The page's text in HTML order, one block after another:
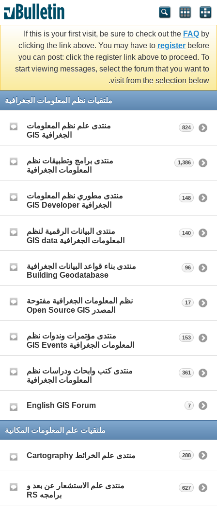
If this is your first visit, be sure to check out the FAQ by
clicking the link above. You may have to register before
you can post: click the register link above to proceed. To
start viewing messages, select the forum that you want to
visit from the selection below.
ملتقيات نظم المعلومات الجغرافية
منتدى علم نظم المعلومات
الجغرافية GIS
824
منتدى برامج وتطبيقات نظم
المعلومات الجغرافية
1,386
منتدى مطوري نظم المعلومات
الجغرافية GIS Developer
148
منتدى البيانات الرقمية لنظم
المعلومات الجغرافية GIS data
140
منتدى بناء قواعد البيانات الجغرافية
Building Geodatabase
96
نظم المعلومات الجغرافية مفتوحة
المصدر Open Source GIS
17
منتدى مؤتمرات وندوات نظم
المعلومات الجغرافية GIS Events
153
منتدى كتب وابحاث ودراسات نظم
المعلومات الجغرافية
361
English GIS Forum 7
ملتقيات علم المعلومات المكانية
منتدى علم الخرائط Cartography 288
منتدى علم الاستشعار عن بعد و
برامجه RS
627